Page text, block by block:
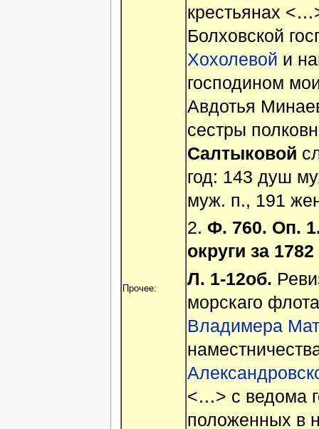
Прочее:
крестьянах
Болховской
Хохолевой и
господином
Авдотья
сестры
Салтыковой
год: 143 душ
муж. п., 191
2. Ф. 760. Оп.
округи за 1782
Л. 1-12об.
морскаго
Владимера
<…> с ведома
положенных в